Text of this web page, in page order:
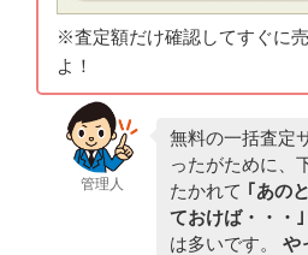
※査定額だけ確認してすぐに
よ！
管理人
無料の一括査定
ったがために、
たかれて ｢あの
ておけば・・・｣
は多いです。 や